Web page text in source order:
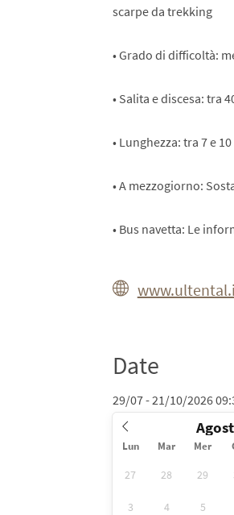
scarpe da trekking
• Grado di difficoltà:
• Salita e discesa: tra
• Lunghezza: tra 7 e
• A mezzogiorno:
• Bus navetta: Le
Date
29/07 - 21/10/2026
Lun Mar Mer
27 28 29
3 4 5